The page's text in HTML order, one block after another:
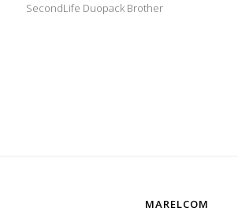
SecondLife Duopack Brother
MARELCOM